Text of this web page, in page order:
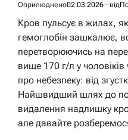
Оприлюднено02.03.2026 від
Кров пульсує в жилах,
гемоглобін зашкалює,
перетворюючись на
вище 170 г/л у
про небезпеку: від
Найшвидший шлях до
видалення надлишку
але давайте